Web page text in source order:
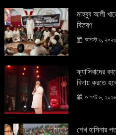
মাহবুব আলী
বিতরণ
আগস্ট ৬, ২০২৬
ফ্যাসিবাদের
বিদায় করতে
আগস্ট ৬, ২০২৬
শেখ হাসিনার